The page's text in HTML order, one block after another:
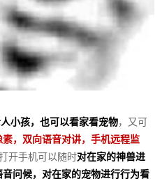
小孩，也可以看家看宠物，又可
，双向语音对讲，手机远程监
开手机可以随时对在家的神兽进
问候，对在家的宠物进行行为看